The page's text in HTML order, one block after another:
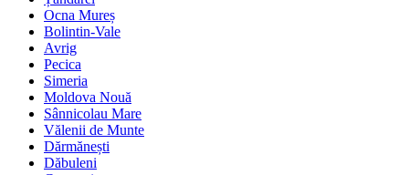
Ocna Mureș
Bolintin-Vale
Avrig
Pecica
Simeria
Moldova Nouă
Sânnicolau Mare
Vălenii de Munte
Dărmănești
Dăbuleni